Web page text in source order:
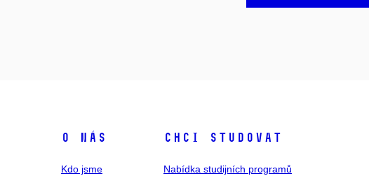
O NÁS
Kdo jsme
CHCI STUDOVAT
Nabídka studijních programů